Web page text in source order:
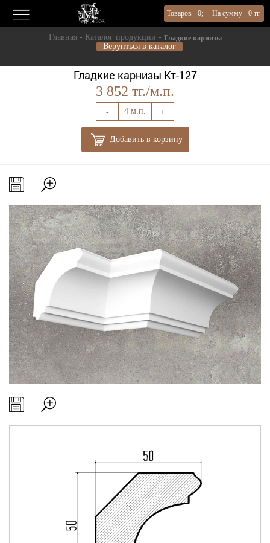
Товаров - 0; На сумму - 0 тг.
Главная - Каталог продукции - Гладкие карнизы
Верунться в каталог
Гладкие карнизы Кт-127
3 852 тг./м.п.
- +
Добавить в корзину